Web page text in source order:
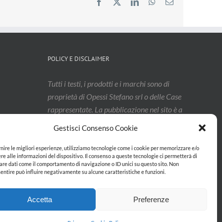
Gestisci Consenso Cookie
le migliori esperienze, utilizziamo tecnologie come i cookie per memorizzare e/o
alle informazioni del dispositivo. Il consenso a queste tecnologie ci permetterà di
dati come il comportamento di navigazione o ID unici su questo sito. Non
può influire negativamente su alcune caratteristiche e funzioni.
Accetta Preferenze
Facebook LinkedInWhatsApp
Email
POLICY E DISCLAIMER
Tutti i testi, i prodotti e i marchi sono di
proprietà di Opessi Stefano srl o delle Case
rappresentate. La pubblicazione nel sito è a
invitiamo a contattarci per confermarne
l’effettivo aggiornamento.
Privacy & Cookie Policy